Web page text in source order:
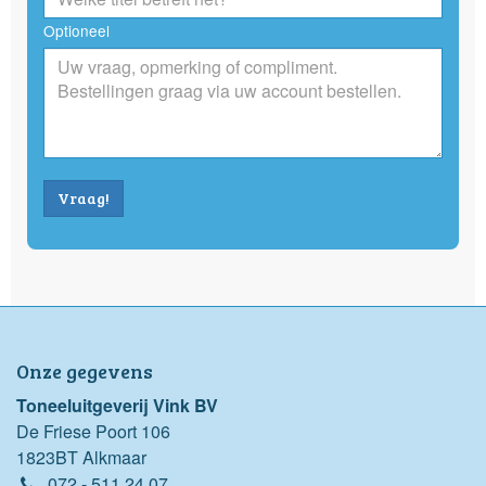
Optioneel
Vraag!
Onze gegevens
Toneeluitgeverij Vink BV
De Friese Poort 106
1823BT Alkmaar